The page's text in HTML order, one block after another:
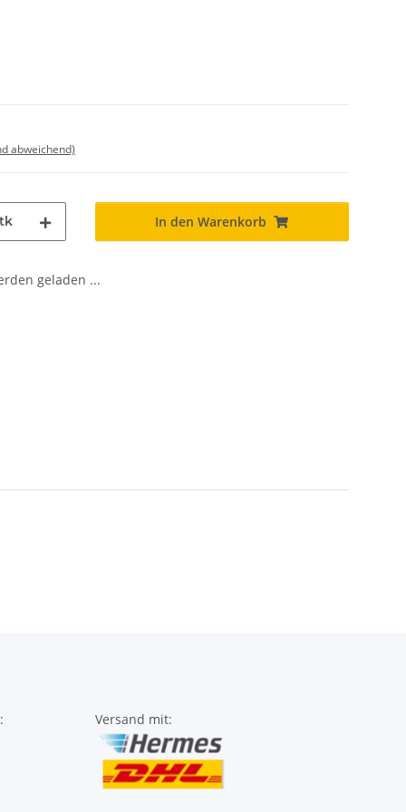
abweichend)
In den Warenkorb
geladen ...
Versand mit: